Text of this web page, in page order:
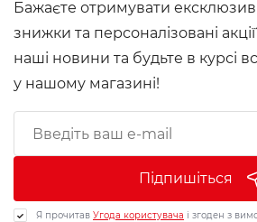
Бажаєте отримувати
знижки та персоналізовані
наші новини та будьте в курсі
у нашому магазині!
Підпишіться
Я прочитав Угода користувача і згоден з